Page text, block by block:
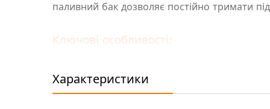
паливний бак дозволяє постійно тримати
Ключові особливості:
Зручна рукоятка дозволяє регулювати
Характеристики